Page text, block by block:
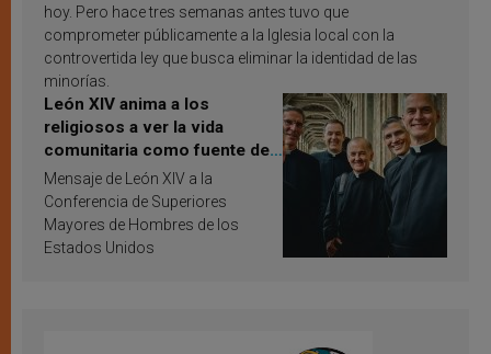
hoy. Pero hace tres semanas antes tuvo que
comprometer públicamente a la Iglesia local con la
controvertida ley que busca eliminar la identidad de las
minorías.
León XIV anima a los
religiosos a ver la vida
comunitaria como fuente de
inspiración y santificación
Mensaje de León XIV a la
Conferencia de Superiores
Mayores de Hombres de los
Estados Unidos